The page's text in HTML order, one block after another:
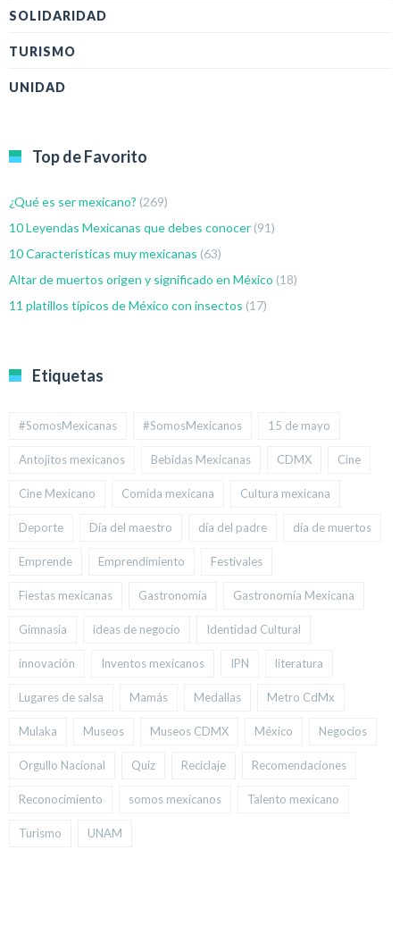
SOLIDARIDAD
TURISMO
UNIDAD
Top de Favorito
¿Qué es ser mexicano? (269)
10 Leyendas Mexicanas que debes conocer (91)
10 Características muy mexicanas (63)
Altar de muertos origen y significado en México (18)
11 platillos típicos de México con insectos (17)
Etiquetas
#SomosMexicanas #SomosMexicanos 15 de mayo
Antojitos mexicanos Bebidas Mexicanas CDMX Cine
Cine Mexicano Comida mexicana Cultura mexicana
Deporte Día del maestro día del padre día de muertos
Emprende Emprendimiento Festivales
Fiestas mexicanas Gastronomía Gastronomía Mexicana
Gimnasia ideas de negocio Identidad Cultural
innovación Inventos mexicanos IPN literatura
Lugares de salsa Mamás Medallas Metro CdMx
Mulaka Museos Museos CDMX México Negocios
Orgullo Nacional Quiz Reciclaje Recomendaciones
Reconocimiento somos mexicanos Talento mexicano
Turismo UNAM